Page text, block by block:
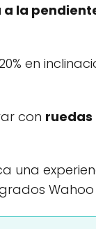
la
en
con ruedas
una
Wahoo